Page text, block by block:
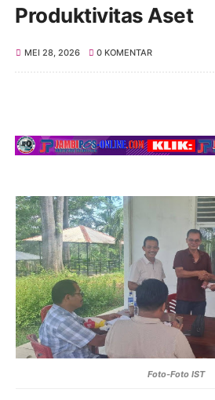
Produktivitas Aset
MEI 28, 2026 0 KOMENTAR
Foto-Foto IST